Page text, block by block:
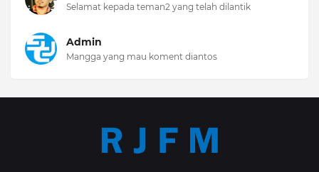
Selamat kepada teman2 yang telah dilantik
Admin
Mangga yang mau koment diantos